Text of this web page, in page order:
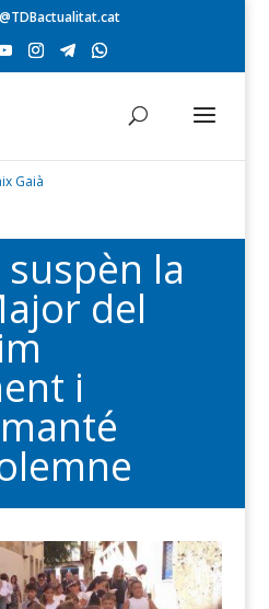
Gaià
la
del
i